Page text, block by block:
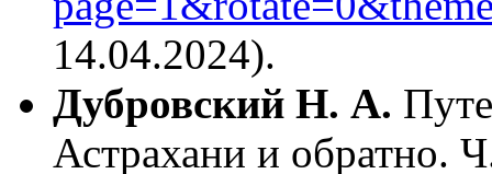
14.04.2024).
Дубровский Н. А.
Астрахани и обратно.